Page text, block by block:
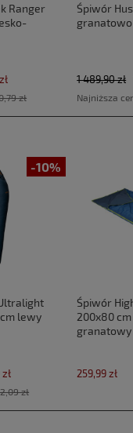
Ranger
zł
Śpiwór
1 489,90 zł
Najniższa
-10%
lewy
zł
Śpiwór
200x80
granatowy
259,99 zł